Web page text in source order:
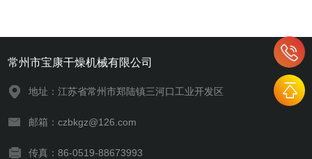
常州市宝康干燥机械有限公司
地址：江苏省常州市郑陆镇三河口工业开发区
邮箱：czbkgz@126.com
传真：86-0519-88673993